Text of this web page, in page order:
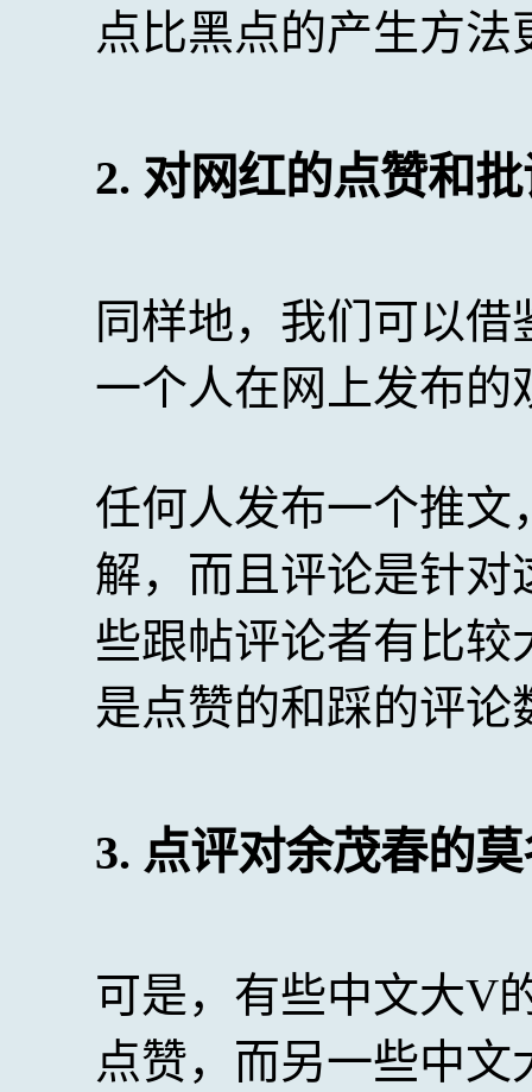
点比黑点的产生方法
2. 对网红的点赞和
同样地，我们可以
一个人在网上发布
任何人发布一个推
解，而且评论是针
些跟帖评论者有比
是点赞的和踩的评
3. 点评对余茂春的
可是，有些中文大V
点赞，而另一些中